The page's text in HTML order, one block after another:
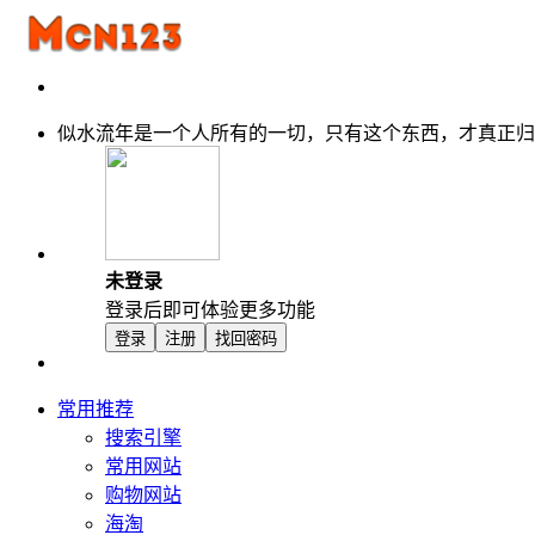
似水流年是一个人所有的一切，只有这个东西，才真正
未登录
登录后即可体验更多功能
登录 注册 找回密码
常用推荐
搜索引擎
常用网站
购物网站
海淘